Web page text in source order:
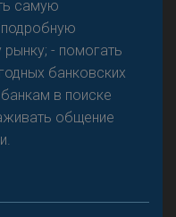
самую
- помогать
банковских
в поиске
общение